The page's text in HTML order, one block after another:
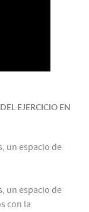
EJERCICIO EN
un espacio de
un espacio de
con la